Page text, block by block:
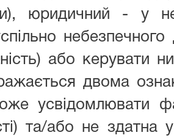
юридичний - у
небезпечного
або
двома
усвідомлювати
та/або не здатна